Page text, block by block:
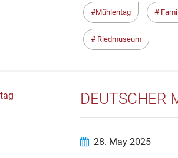
Mühlentag
Riedmuseum
DEUTSCHER
28. May 2025